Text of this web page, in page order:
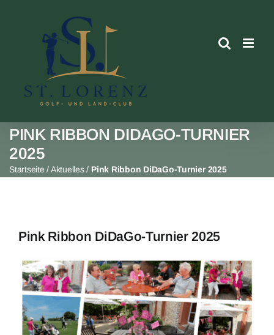
PINK RIBBON DIDAGO-TURNIER
2025
Startseite /Aktuelles/ Pink Ribbon DiDaGo-Turnier 2025
Pink Ribbon DiDaGo-Turnier 2025
View
Larger
Image